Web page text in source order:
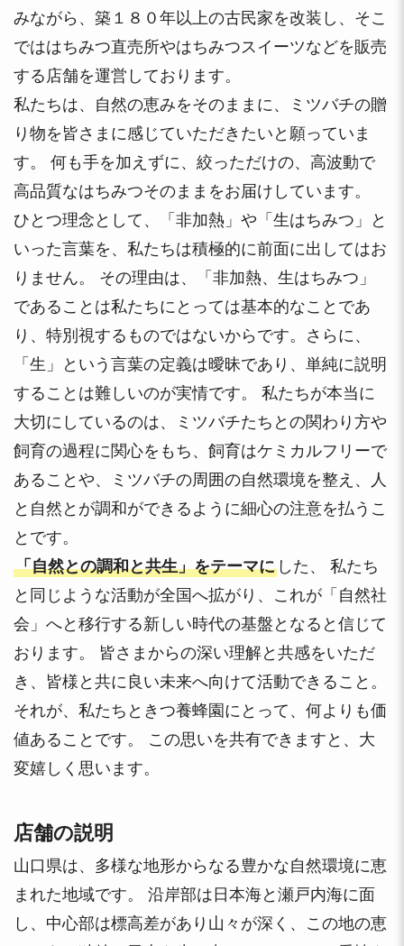
みながら、築１８０年以上の古民家を改装し、そこ
でははちみつ直売所やはちみつスイーツなどを販売
する店舗を運営しております。
私たちは、自然の恵みをそのままに、ミツバチの贈
り物を皆さまに感じていただきたいと願っていま
す。 何も手を加えずに、絞っただけの、高波動で
高品質なはちみつそのままをお届けしています。
ひとつ理念として、「非加熱」や「生はちみつ」と
いった言葉を、私たちは積極的に前面に出してはお
りません。 その理由は、「非加熱、生はちみつ」
であることは私たちにとっては基本的なことであ
り、特別視するものではないからです。さらに、
「生」という言葉の定義は曖昧であり、単純に説明
することは難しいのが実情です。 私たちが本当に
大切にしているのは、ミツバチたちとの関わり方や
飼育の過程に関心をもち、飼育はケミカルフリーで
あることや、ミツバチの周囲の自然環境を整え、人
と自然とが調和ができるように細心の注意を払うこ
とです。
「自然との調和と共生」をテーマに した、 私たち
と同じような活動が全国へ拡がり、これが「自然社
会」へと移行する新しい時代の基盤となると信じて
おります。 皆さまからの深い理解と共感をいただ
き、皆様と共に良い未来へ向けて活動できること。
それが、私たちときつ養蜂園にとって、何よりも価
値あることです。 この思いを共有できますと、大
変嬉しく思います。
店舗の説明
山口県は、多様な地形からなる豊かな自然環境に恵
まれた地域です。 沿岸部は日本海と瀬戸内海に面
し、中心部は標高差があり山々が深く、この地の恵